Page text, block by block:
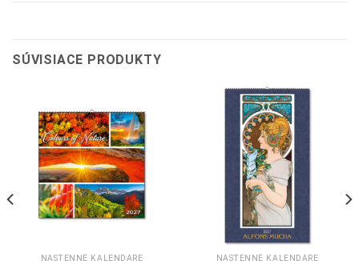
SÚVISIACE PRODUKTY
NÁSTENNÉ KALENDÁRE NÁSTENNÉ KALENDÁRE